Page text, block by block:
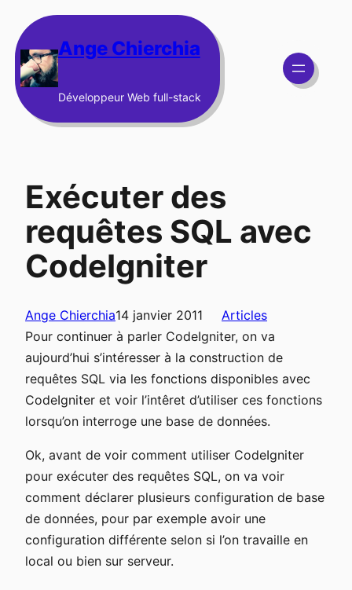
au
contenu Ange Chierchia
Développeur Web full-stack
Exécuter des
requêtes SQL avec
CodeIgniter
Ange Chierchia14 janvier 2011
Articles
Pour continuer à parler CodeIgniter, on va
aujourd’hui s’intéresser à la construction de
requêtes SQL via les fonctions disponibles avec
CodeIgniter et voir l’intêret d’utiliser ces fonctions
lorsqu’on interroge une base de données.
Ok, avant de voir comment utiliser CodeIgniter
pour exécuter des requêtes SQL, on va voir
comment déclarer plusieurs configuration de base
de données, pour par exemple avoir une
configuration différente selon si l’on travaille en
local ou bien sur serveur.